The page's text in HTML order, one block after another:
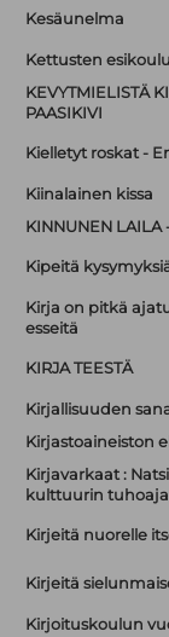
Kesäunelma
Kettusten
KEVYTMIELISTÄ
PAASIKIVI
Kielletyt roskat -
Kiinalainen kissa
KINNUNEN LAILA
Kipeitä
Kirja on pitkä
esseitä
KIRJA TEESTÄ
Kirjallisuuden
Kirjastoaineiston
Kirjavarkaat :
kulttuurin
Kirjeitä nuorelle
Kirjeitä
Kirjoituskoulun